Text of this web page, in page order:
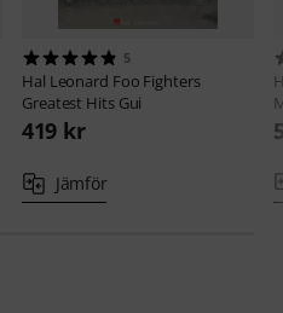
5
Hal Leonard Foo Fighters
Greatest Hits Gui
419 kr
Jämför